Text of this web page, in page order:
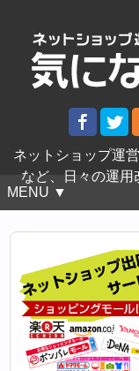
ネットショップ運
など、日々の運用
MENU ▼